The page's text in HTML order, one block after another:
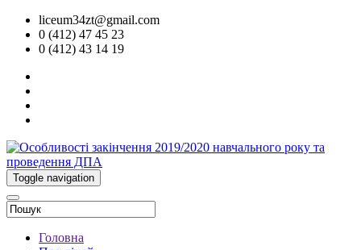
liceum34zt@gmail.com
0 (412) 47 45 23
0 (412) 43 14 19
Toggle navigation
Головна